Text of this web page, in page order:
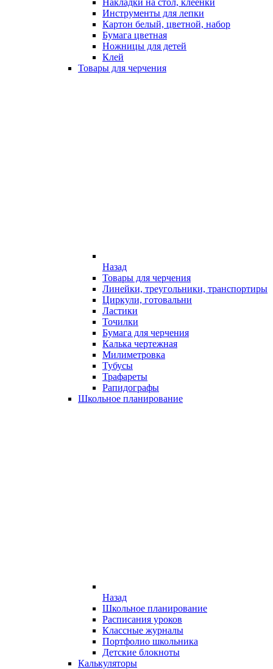
Накладки на стол, клеёнки
Инструменты для лепки
Картон белый, цветной, набор
Бумага цветная
Ножницы для детей
Клей
Товары для черчения
Назад
Товары для черчения
Линейки, треугольники, транспортиры
Циркули, готовальни
Ластики
Точилки
Бумага для черчения
Калька чертежная
Милиметровка
Тубусы
Трафареты
Рапидографы
Школьное планирование
Назад
Школьное планирование
Расписания уроков
Классные журналы
Портфолио школьника
Детские блокноты
Калькуляторы